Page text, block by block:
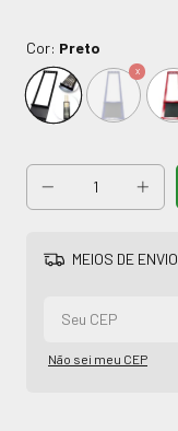
Cor: Preto
MEIOS DE ENVIO
Não sei meu CEP